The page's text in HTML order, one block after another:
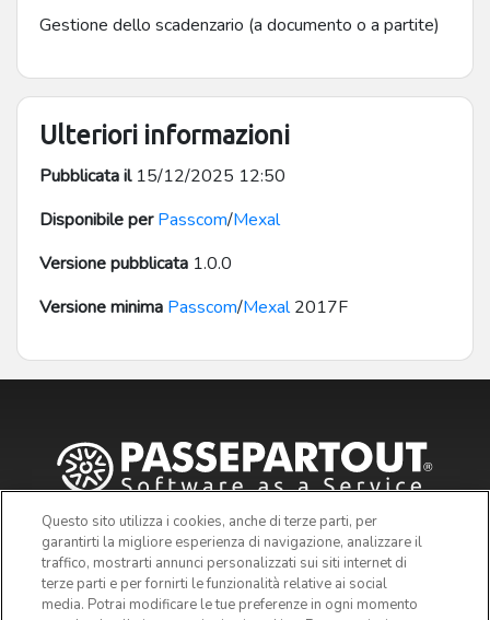
Gestione dello scadenzario (a documento o a partite)
Ulteriori informazioni
Pubblicata il15/12/2025 12:50
Disponibile per Passcom/Mexal
Versione pubblicata 1.0.0
Versione minima Passcom/Mexal2017F
Questo sito utilizza i cookies, anche di terze parti, per
garantirti la migliore esperienza di navigazione, analizzare il
traffico, mostrarti annunci personalizzati sui siti internet di
terze parti e per fornirti le funzionalità relative ai social
media. Potrai modificare le tue preferenze in ogni momento